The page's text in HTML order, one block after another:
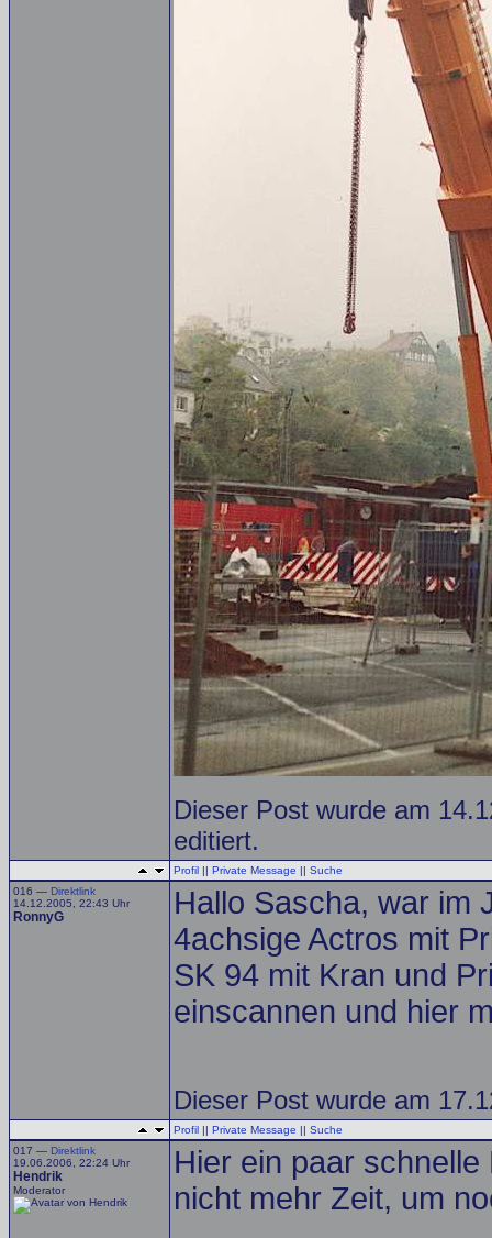
Dieser Post wurde am
editiert.
Profil || Private Message || Suche
016 — Direktlink
14.12.2005, 22:43 Uhr
RonnyG
Hallo Sascha, war im
4achsige Actros mit
SK 94 mit Kran und
einscannen und hier
Dieser Post wurde am
Profil || Private Message || Suche
017 — Direktlink
19.06.2006, 22:24 Uhr
Hendrik
Moderator
Hier ein paar
nicht mehr Zeit, um